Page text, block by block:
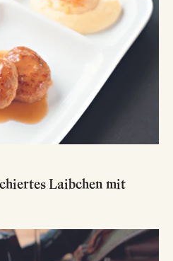
Laibchen mit